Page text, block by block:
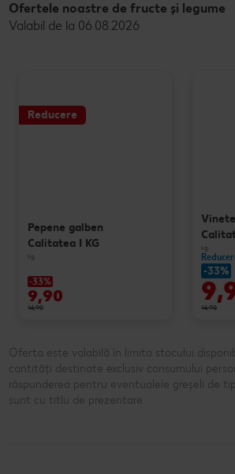
Ofertele noastre de fructe și legume
Valabil de la 06.08.2026
Reducere
Pepene galben
Calitatea I KG
kg
-33%
9,90
14,90
Vinete
kg
-33%
14,90
Oferta este valabilă în limita stocului
cantități destinate exclusiv consumului
răspunderea pentru eventualele greșeli de
sunt cu titlu de prezentare.